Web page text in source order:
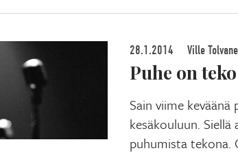
28.1.2014 Ville
Puhe on teko
Sain viime
kesäkouluun.
puhumista tekona.